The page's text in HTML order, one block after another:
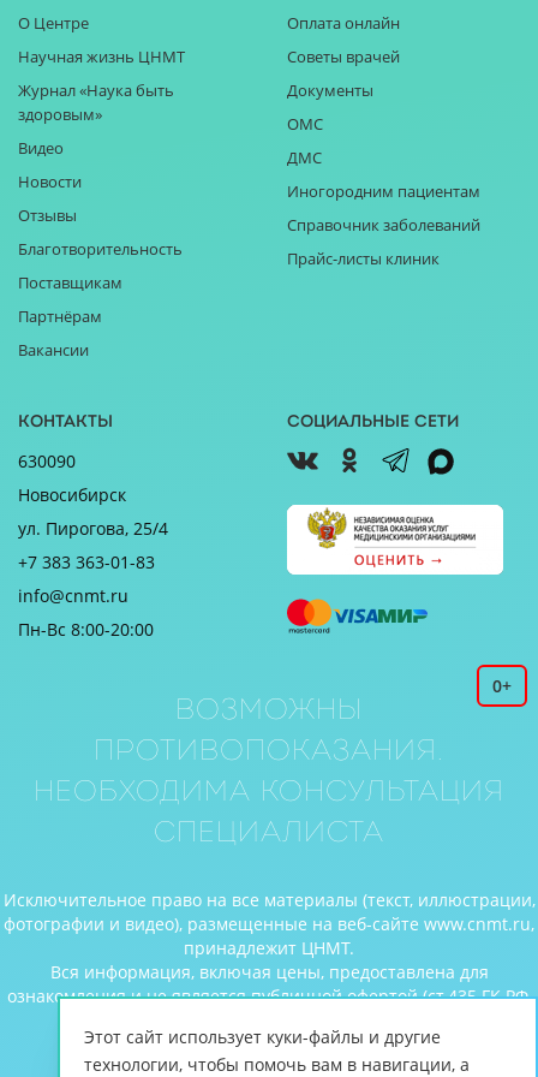
О Центре
Научная жизнь ЦНМТ
Журнал «Наука быть
здоровым»
Видео
Новости
Отзывы
Благотворительность
Поставщикам
Партнёрам
Вакансии
Оплата онлайн
Советы врачей
Документы
ОМС
ДМС
Иногородним пациентам
Справочник заболеваний
Прайс-листы клиник
Контакты
630090
Новосибирск
ул. Пирогова, 25/4
+7 383 363-01-83
info@cnmt.ru
Пн-Вс 8:00-20:00
Социальные сети
0+
Возможны
противопоказания.
Необходима консультация
специалиста
Исключительное право на все материалы (текст, иллюстрации,
фотографии и видео), размещенные на веб-сайте www.cnmt.ru,
принадлежит ЦНМТ.
Вся информация, включая цены, предоставлена для
ознакомления и не является публичной офертой (ст.435 ГК РФ,
© Центр новых медицинских технологий, 2026
Этот сайт использует куки-файлы и другие
технологии, чтобы помочь вам в навигации, а